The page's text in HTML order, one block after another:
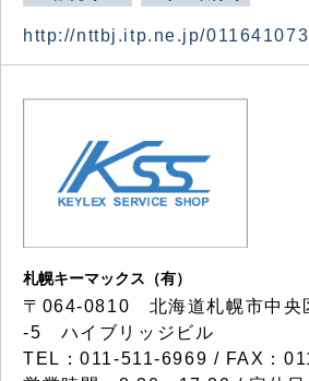
http://nttbj.itp.ne.jp/
札幌キーマックス（有）
〒064-0810 北海道札幌市中央
-5 ハイブリッジビル
TEL：011-511-6969 / FAX：